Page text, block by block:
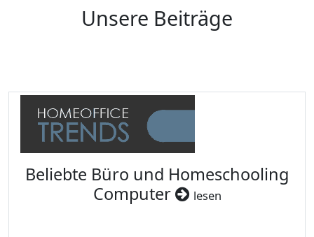
Unsere Beiträge
Beliebte Büro und Homeschooling
Computer
lesen